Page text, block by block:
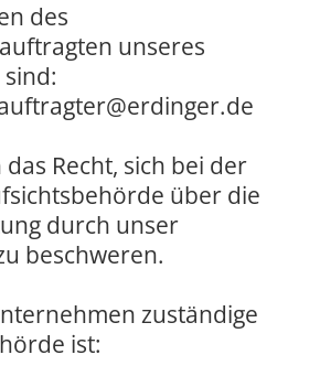
des
unseres
Recht, sich bei der
über die
durch unser
beschweren.
zuständige
ist: